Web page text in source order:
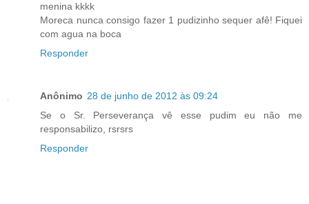
menina kkkk
Moreca nunca consigo fazer 1 pudizinho sequer afê! Fiquei
com agua na boca
Responder
Anônimo 28 de junho de 2012 às 09:24
Se o Sr. Perseverança vê esse pudim eu não me
responsabilizo, rsrsrs
Responder